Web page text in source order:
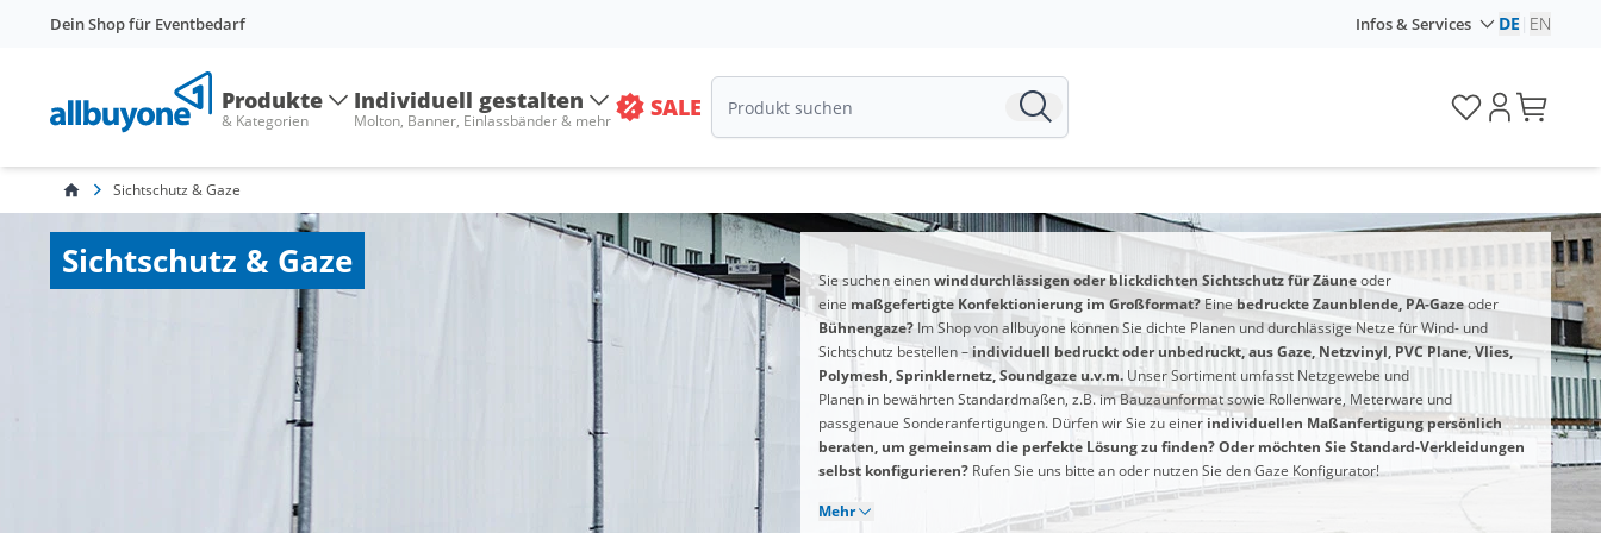
Dein Shop für Eventbedarf Infos & Services DE EN
Produkte
& Kategorien
Individuell gestalten
Molton, Banner, Einlassbänder & mehr SALE
Sichtschutz & Gaze
Sichtschutz & Gaze Sie suchen einenwinddurchlässigen oder blickdichten Sichtschutz für Zäuneoder
eine maßgefertigte Konfektionierung im Großformat?Einebedruckte Zaunblende, PA-Gazeoder
Bühnengaze?Im Shop von allbuyone können Sie dichte Planen und durchlässige Netze für Wind- und
Sichtschutz bestellen –individuell bedruckt oder unbedruckt, aus Gaze, Netzvinyl, PVC Plane, Vlies,
Polymesh, Sprinklernetz, Soundgaze u.v.m. Unser Sortiment umfasst Netzgewebe und
Planen in bewährten Standardmaßen, z.B. im Bauzaunformat sowie Rollenware, Meterware und
passgenaue Sonderanfertigungen. Dürfen wir Sie zu einer individuellen Maßanfertigung persönlich
beraten, um gemeinsam die perfekte Lösung zu finden? Oder möchten Sie Standard-Verkleidungen
selbst konfigurieren? Rufen Sie uns bitte an oder nutzen Sie den Gaze Konfigurator!
Mehr